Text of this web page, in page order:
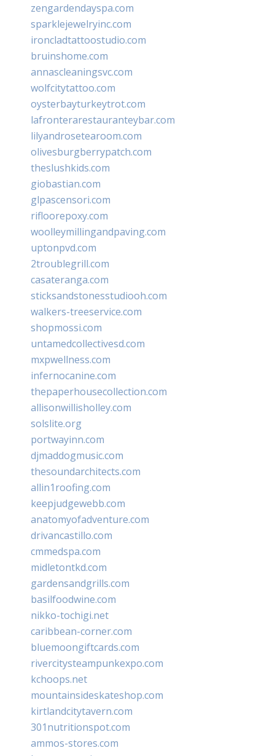
zengardendayspa.com
sparklejewelryinc.com
ironcladtattoostudio.com
bruinshome.com
annascleaningsvc.com
wolfcitytattoo.com
oysterbayturkeytrot.com
lafronterarestauranteybar.com
lilyandrosetearoom.com
olivesburgberrypatch.com
theslushkids.com
giobastian.com
glpascensori.com
rifloorepoxy.com
woolleymillingandpaving.com
uptonpvd.com
2troublegrill.com
casateranga.com
sticksandstonesstudiooh.com
walkers-treeservice.com
shopmossi.com
untamedcollectivesd.com
mxpwellness.com
infernocanine.com
thepaperhousecollection.com
allisonwillisholley.com
solslite.org
portwayinn.com
djmaddogmusic.com
thesoundarchitects.com
allin1roofing.com
keepjudgewebb.com
anatomyofadventure.com
drivancastillo.com
cmmedspa.com
midletontkd.com
gardensandgrills.com
basilfoodwine.com
nikko-tochigi.net
caribbean-corner.com
bluemoongiftcards.com
rivercitysteampunkexpo.com
kchoops.net
mountainsideskateshop.com
kirtlandcitytavern.com
301nutritionspot.com
ammos-stores.com